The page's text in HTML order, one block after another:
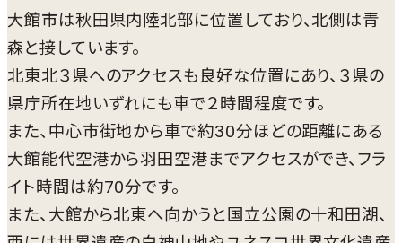
大館市は秋田県内陸北部に位置しており、北側は青
森と接しています。
北東北３県へのアクセスも良好な位置にあり、３県の
県庁所在地いずれにも車で２時間程度です。
また、中心市街地から車で約30分ほどの距離にある
大館能代空港から羽田空港までアクセスができ、フラ
イト時間は約70分です。
また、大館から北東へ向かうと国立公園の十和田湖、